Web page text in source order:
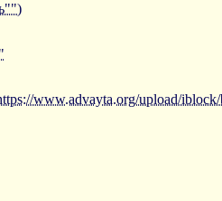
www.advayta.org/upload/